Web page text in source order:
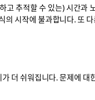
추적할 수 있는) 시간과
시작에 불과합니다. 또
더 쉬워집니다. 문제에